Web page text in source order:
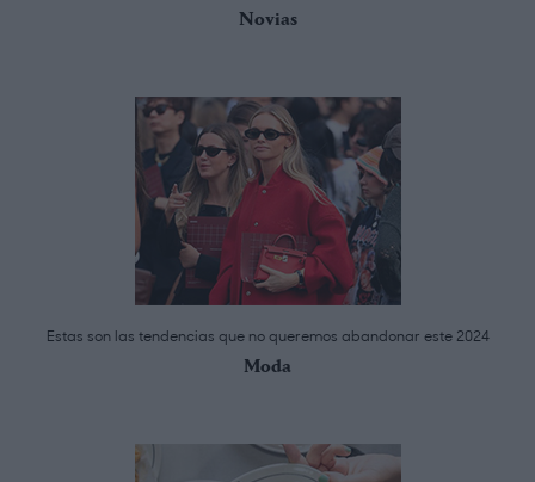
Novias
Estas son las tendencias que no queremos abandonar este 2024
Moda